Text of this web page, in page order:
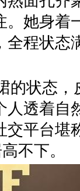
。她身着
全程状态
的状态，
透着自
平台堪
不下。